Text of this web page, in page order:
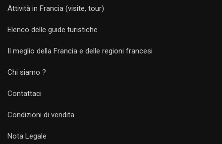
Attività in Francia (visite, tour)
Elenco delle guide turistiche
Il meglio della Francia e delle regioni francesi
Chi siamo ?
Contattaci
Condizioni di vendita
Nota Legale